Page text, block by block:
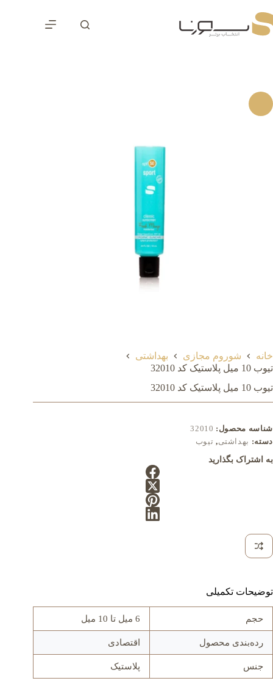
به
محتوا
خانه شوروم مجازی
بهداشتی
تیوب 10 میل پلاستیک کد 32010
تیوب 10 میل پلاستیک کد 32010
شناسه محصول: 32010
دسته: بهداشتی, تیوب
به اشتراک بگذارید
توضیحات تکمیلی
حجم 6 میل تا 10 میل
رده‌بندی محصول اقتصادی
جنس پلاستیک